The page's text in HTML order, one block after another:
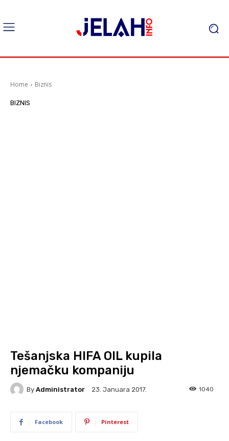
Home Biznis
BIZNIS
Tešanjska HIFA OIL kupila
njemačku kompaniju
By Administrator 23. Januara 2017. 1040
Facebook Pinterest